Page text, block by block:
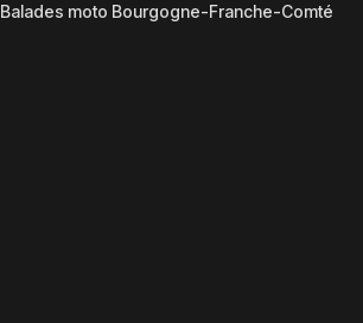
Balades moto Bourgogne-Franche-Comté